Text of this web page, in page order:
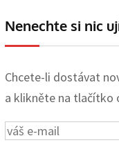
Nenechte si nic
Chcete-li dostávat
a klikněte na tlačítko